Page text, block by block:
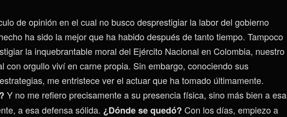
de opinión en el cual no busco desprestigiar la labor del gobierno
ha sido la mejor que ha habido después de tanto tiempo. Tampoco
la inquebrantable moral del Ejército Nacional en Colombia, nuestro
con orgullo viví en carne propia. Sin embargo, conociendo sus
me entristece ver el actuar que ha tomado últimamente.
Y no me refiero precisamente a su presencia física, sino más bien a esa
a esa defensa sólida. ¿Dónde se quedó? Con los días, empiezo a